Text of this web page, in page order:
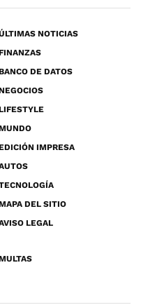
NOTICIAS
DE DATOS
IMPRESA
DEL SITIO
LEGAL